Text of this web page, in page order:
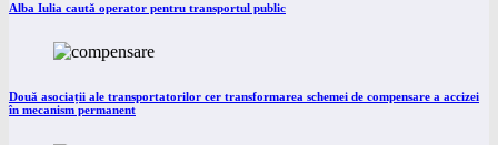
Alba Iulia caută operator pentru transportul public
Două asociații ale transportatorilor cer transformarea schemei de compensare a accizei
în mecanism permanent